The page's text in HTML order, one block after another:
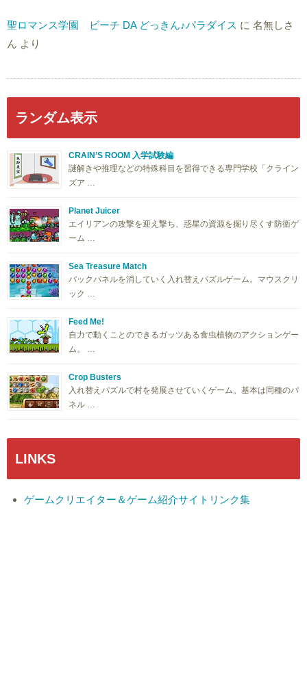
聖ロマンス学園 ビーチ DA どっきん♪パラダイス に 名無しさ
ん より
ランダム表示
CRAIN’S ROOM 入学試験編
謎解きや推理などの特殊科目を習得できる専門学校「クライン
ズア …
Planet Juicer
エイリアンの攻撃を迎え撃ち、惑星の資源を掘り尽くす防衛ゲ
ーム …
Sea Treasure Match
バックパネルを消していく入れ替えパズルゲーム。マウスクリ
ック …
Feed Me!
自力で動くことのできるガッツある食虫植物のアクションゲー
ム。 …
Crop Busters
入れ替えパズルで村を発展させていくゲーム。基本は同種のパ
ネル …
LINKS
ゲームクリエイター＆ゲーム紹介サイトリンク集